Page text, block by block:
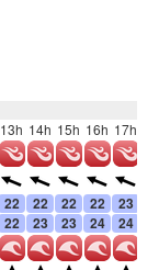
13h 14h 15h 16h 17h
22 22 22 22 23
22 23 23 24 24